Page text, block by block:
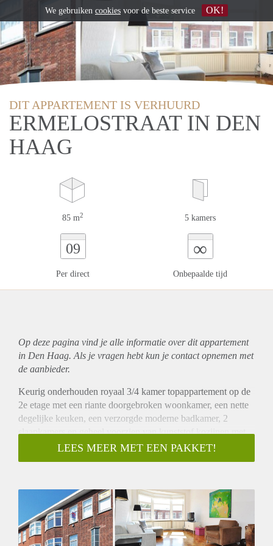
DIT APPARTEMENT IS VERHUURD
ERMELOSTRAAT IN DEN
HAAG
85 m2 5 kamers
09
Per direct
∞
Onbepaalde tijd
Op deze pagina vind je alle informatie over ditappartement
in Den Haag. Als je vragen hebt kun je contact opnemen met
de aanbieder.
Keurig onderhouden royaal 3/4 kamer topappartement op de
2e etage met een riante doorgebroken woonkamer, een nette
degelijke keuken, een verzorgde moderne badkamer, 2
slaapkamers en geheel voorzien van kunststof kozijnen met
dubbel glas. Deze zeer lichte woning is gelegen in een rustige
straat van de wijk rustenburg/oostbroek,eventueel kan 3e
entree, hal met binnentrap naar de overloop op de 2e etage,
vaste kast, vaste kast met wasmachine aansluiting, riante
woonkamer ca.11.57x3.58/3.09 met erker en openslaande
deuren naar het balkon, nette keuken ca.3.46x1.85 met een
LEES MEER MET EEN PAKKET!
We gebruiken cookies voor de beste service OK!